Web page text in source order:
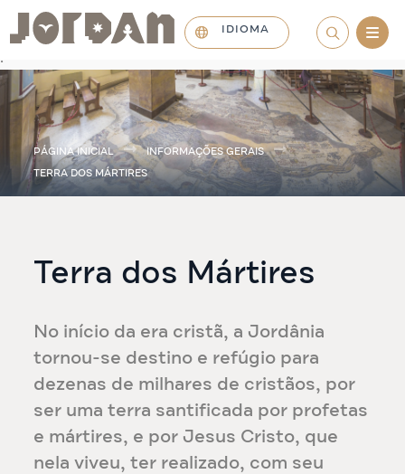
.
IDIOMA
PÁGINA INICIAL INFORMAÇÕES GERAIS
TERRA DOS MÁRTIRES
Terra dos Mártires
No início da era cristã, a Jordânia
tornou-se destino e refúgio para
dezenas de milhares de cristãos, por
ser uma terra santificada por profetas
e mártires, e por Jesus Cristo, que
nela viveu, ter realizado, com seu